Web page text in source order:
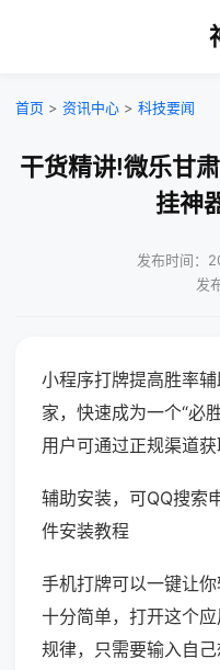
首页 > 资讯中心 > 科技要闻
干货精讲!微乐甘
挂神
发布时间：
发
小程序打牌提高胜率
家，快速成为一个“必
用户可通过正规渠道获
辅助安装，可QQ搜
件安装教程
手机打牌可以一键让
十分简单，打开这个
规律，只需要输入自